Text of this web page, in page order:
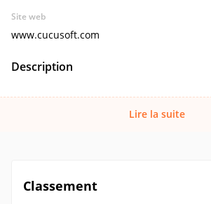
Site web
www.cucusoft.com
Description
Lire la suite
Classement